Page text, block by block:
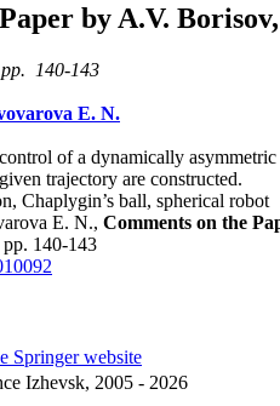
by A.V.
140-143
E. N.
of a dynamically
trajectory are constructed.
Chaplygin’s ball, spherical robot
E. N., Comments on the
140-143
Springer website
Izhevsk, 2005 - 2026